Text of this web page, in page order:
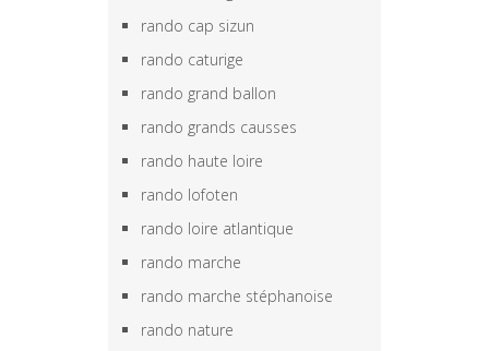
rando cap sizun
rando caturige
rando grand ballon
rando grands causses
rando haute loire
rando lofoten
rando loire atlantique
rando marche
rando marche stéphanoise
rando nature